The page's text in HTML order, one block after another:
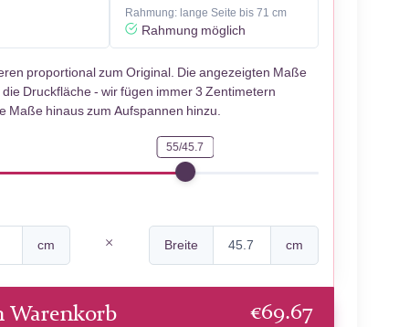
Rahmung: lange Seite bis 71 cm
Rahmung möglich
proportional zum Original. Die angezeigten Maße
Druckfläche - wir fügen immer 3 Zentimetern
Maße hinaus zum Aufspannen hinzu.
55/45.7
cm Breite cm
Warenkorb €69.67